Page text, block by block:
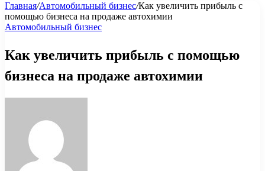
Главная/Автомобильный бизнес/Как увеличить прибыль с
помощью бизнеса на продаже автохимии
Автомобильный бизнес
Как увеличить прибыль с помощью
бизнеса на продаже автохимии